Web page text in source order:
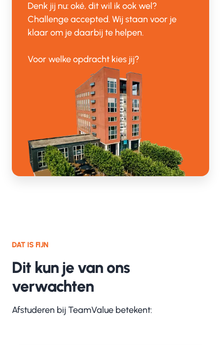
Denk jij nu: oké, dit wil ik ook wel?
Challenge accepted. Wij staan voor je
klaar om je daarbij te helpen.
Voor welke opdracht kies jij?
DAT IS FIJN
Dit kun je van ons
verwachten
Afstuderen bij TeamValue betekent: